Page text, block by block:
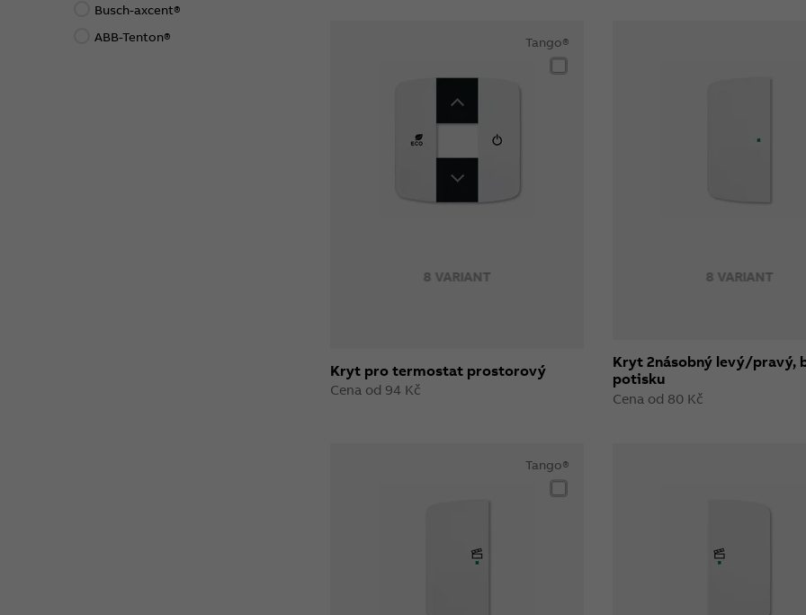
Busch-axcent®
ABB-Tenton®
8 VARIANT
Tango®
Kryt pro termostat prostorový
Cena od 94 Kč
8 VARIANT
Kryt 2násobný levý/pravý,
potisku
Cena od 80 Kč
Tango®